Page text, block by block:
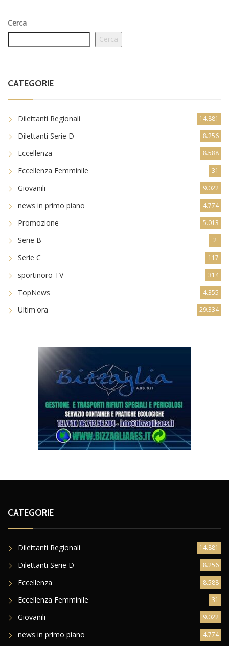
Cerca
Cerca
CATEGORIE
Dilettanti Regionali 14.881
Dilettanti Serie D 8.256
Eccellenza 8.588
Eccellenza Femminile 31
Giovanili 9.022
news in primo piano 4.774
Promozione 5.013
Serie B 2
Serie C 117
sportinoro TV 314
TopNews 4.355
Ultim'ora 29.334
CATEGORIE
Dilettanti Regionali 14.881
Dilettanti Serie D 8.256
Eccellenza 8.588
Eccellenza Femminile 31
Giovanili 9.022
news in primo piano 4.774